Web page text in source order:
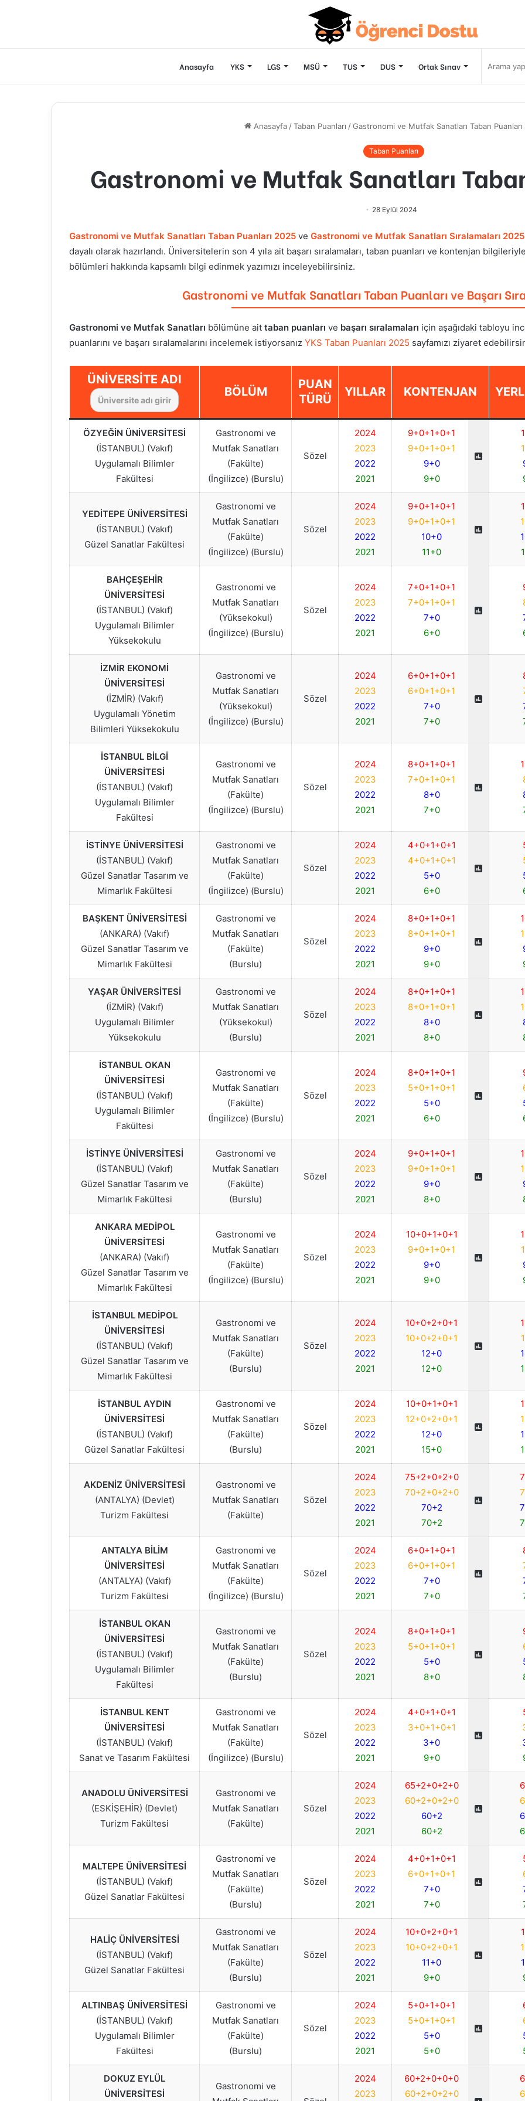
Anasayfa YKS LGS MSÜ TUS DUS Ortak Sınav
Anasayfa / Taban Puanları / Gastronomi ve Mutfak Sanatları Taban
Taban Puanları
Gastronomi ve Mutfak Sanatları
28 Eylül 2024
Gastronomi ve Mutfak Sanatları Taban Puanları 2025 ve Gastronomi ve Mutfak Sanatları Sıralamaları 2025
dayalı olarak hazırlandı. Üniversitelerin son 4 yıla ait başarı sıralamaları, taban puanları ve kontenjan
bölümleri hakkında kapsamlı bilgi edinmek yazımızı inceleyebilirsiniz.
Gastronomi ve Mutfak Sanatları Taban Puanları ve Başarı
Gastronomi ve Mutfak Sanatları bölümüne ait taban puanları ve başarı sıralamaları için aşağıdaki tabloyu
puanlarını ve başarı sıralamalarını incelemek istiyorsanız YKS Taban Puanları 2025 sayfamızı ziyaret
ÜNIVERSITE ADI
BÖLÜM
PUAN
TÜRÜ
YILLAR KONTENJAN
ÖZYEĞİN ÜNİVERSİTESİ
(İSTANBUL) (Vakıf)
Uygulamalı Bilimler
Fakültesi
Gastronomi ve
Mutfak Sanatları
(Fakülte)
(İngilizce) (Burslu)
Sözel
2024
2023
2022
2021
9+0+1+0+1
9+0+1+0+1
9+0
9+0
YEDİTEPE ÜNİVERSİTESİ
(İSTANBUL) (Vakıf)
Güzel Sanatlar Fakültesi
Gastronomi ve
Mutfak Sanatları
(Fakülte)
(İngilizce) (Burslu)
Sözel
2024
2023
2022
2021
9+0+1+0+1
9+0+1+0+1
10+0
11+0
BAHÇEŞEHİR
ÜNİVERSİTESİ
(İSTANBUL) (Vakıf)
Uygulamalı Bilimler
Yüksekokulu
Gastronomi ve
Mutfak Sanatları
(Yüksekokul)
(İngilizce) (Burslu)
Sözel
2024
2023
2022
2021
7+0+1+0+1
7+0+1+0+1
7+0
6+0
İZMİR EKONOMİ
ÜNİVERSİTESİ
(İZMİR) (Vakıf)
Uygulamalı Yönetim
Bilimleri Yüksekokulu
Gastronomi ve
Mutfak Sanatları
(Yüksekokul)
(İngilizce) (Burslu)
Sözel
2024
2023
2022
2021
6+0+1+0+1
6+0+1+0+1
7+0
7+0
İSTANBUL BİLGİ
ÜNİVERSİTESİ
(İSTANBUL) (Vakıf)
Uygulamalı Bilimler
Fakültesi
Gastronomi ve
Mutfak Sanatları
(Fakülte)
(İngilizce) (Burslu)
Sözel
2024
2023
2022
2021
8+0+1+0+1
7+0+1+0+1
8+0
7+0
İSTİNYE ÜNİVERSİTESİ
(İSTANBUL) (Vakıf)
Güzel Sanatlar Tasarım ve
Mimarlık Fakültesi
Gastronomi ve
Mutfak Sanatları
(Fakülte)
(İngilizce) (Burslu)
Sözel
2024
2023
2022
2021
4+0+1+0+1
4+0+1+0+1
5+0
6+0
BAŞKENT ÜNİVERSİTESİ
(ANKARA) (Vakıf)
Güzel Sanatlar Tasarım ve
Mimarlık Fakültesi
Gastronomi ve
Mutfak Sanatları
(Fakülte)
(Burslu)
Sözel
2024
2023
2022
2021
8+0+1+0+1
8+0+1+0+1
9+0
9+0
YAŞAR ÜNİVERSİTESİ
(İZMİR) (Vakıf)
Uygulamalı Bilimler
Yüksekokulu
Gastronomi ve
Mutfak Sanatları
(Yüksekokul)
(Burslu)
Sözel
2024
2023
2022
2021
8+0+1+0+1
8+0+1+0+1
8+0
8+0
İSTANBUL OKAN
ÜNİVERSİTESİ
(İSTANBUL) (Vakıf)
Uygulamalı Bilimler
Fakültesi
Gastronomi ve
Mutfak Sanatları
(Fakülte)
(İngilizce) (Burslu)
Sözel
2024
2023
2022
2021
8+0+1+0+1
5+0+1+0+1
5+0
6+0
İSTİNYE ÜNİVERSİTESİ
(İSTANBUL) (Vakıf)
Güzel Sanatlar Tasarım ve
Mimarlık Fakültesi
Gastronomi ve
Mutfak Sanatları
(Fakülte)
(Burslu)
Sözel
2024
2023
2022
2021
9+0+1+0+1
9+0+1+0+1
9+0
8+0
ANKARA MEDİPOL
ÜNİVERSİTESİ
(ANKARA) (Vakıf)
Güzel Sanatlar Tasarım ve
Mimarlık Fakültesi
Gastronomi ve
Mutfak Sanatları
(Fakülte)
(İngilizce) (Burslu)
Sözel
2024
2023
2022
2021
10+0+1+0+1
9+0+1+0+1
9+0
9+0
İSTANBUL MEDİPOL
ÜNİVERSİTESİ
(İSTANBUL) (Vakıf)
Güzel Sanatlar Tasarım ve
Mimarlık Fakültesi
Gastronomi ve
Mutfak Sanatları
(Fakülte)
(Burslu)
Sözel
2024
2023
2022
2021
10+0+2+0+1
10+0+2+0+1
12+0
12+0
İSTANBUL AYDIN
ÜNİVERSİTESİ
(İSTANBUL) (Vakıf)
Güzel Sanatlar Fakültesi
Gastronomi ve
Mutfak Sanatları
(Fakülte)
(Burslu)
Sözel
2024
2023
2022
2021
10+0+1+0+1
12+0+2+0+1
12+0
15+0
AKDENİZ ÜNİVERSİTESİ
(ANTALYA) (Devlet)
Turizm Fakültesi
Gastronomi ve
Mutfak Sanatları
(Fakülte)
Sözel
2024
2023
2022
2021
75+2+0+2+0
70+2+0+2+0
70+2
70+2
ANTALYA BİLİM
ÜNİVERSİTESİ
(ANTALYA) (Vakıf)
Turizm Fakültesi
Gastronomi ve
Mutfak Sanatları
(Fakülte)
(İngilizce) (Burslu)
Sözel
2024
2023
2022
2021
6+0+1+0+1
6+0+1+0+1
7+0
7+0
İSTANBUL OKAN
ÜNİVERSİTESİ
(İSTANBUL) (Vakıf)
Uygulamalı Bilimler
Fakültesi
Gastronomi ve
Mutfak Sanatları
(Fakülte)
(Burslu)
Sözel
2024
2023
2022
2021
8+0+1+0+1
5+0+1+0+1
5+0
8+0
İSTANBUL KENT
ÜNİVERSİTESİ
(İSTANBUL) (Vakıf)
Sanat ve Tasarım Fakültesi
Gastronomi ve
Mutfak Sanatları
(Fakülte)
(İngilizce) (Burslu)
Sözel
2024
2023
2022
2021
4+0+1+0+1
3+0+1+0+1
3+0
9+0
ANADOLU ÜNİVERSİTESİ
(ESKİŞEHİR) (Devlet)
Turizm Fakültesi
Gastronomi ve
Mutfak Sanatları
(Fakülte)
Sözel
2024
2023
2022
2021
65+2+0+2+0
60+2+0+2+0
60+2
60+2
MALTEPE ÜNİVERSİTESİ
(İSTANBUL) (Vakıf)
Güzel Sanatlar Fakültesi
Gastronomi ve
Mutfak Sanatları
(Fakülte)
(Burslu)
Sözel
2024
2023
2022
2021
4+0+1+0+1
6+0+1+0+1
7+0
7+0
HALİÇ ÜNİVERSİTESİ
(İSTANBUL) (Vakıf)
Güzel Sanatlar Fakültesi
Gastronomi ve
Mutfak Sanatları
(Fakülte)
(Burslu)
Sözel
2024
2023
2022
2021
10+0+2+0+1
10+0+2+0+1
11+0
9+0
ALTINBAŞ ÜNİVERSİTESİ
(İSTANBUL) (Vakıf)
Uygulamalı Bilimler
Fakültesi
Gastronomi ve
Mutfak Sanatları
(Fakülte)
(Burslu)
Sözel
2024
2023
2022
2021
5+0+1+0+1
5+0+1+0+1
5+0
5+0
DOKUZ EYLÜL
ÜNİVERSİTESİ
Gastronomi ve
2024
2023
60+2+0+0+0
60+2+0+2+0